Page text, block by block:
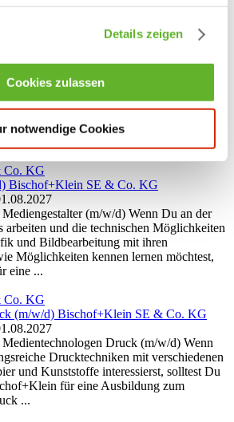
Details zeigen
Cookies zulassen
notwendige Cookies
(m/w/d) Wenn Du nach einer
Aufgabe sucht, hast Du
und solltest Dich für eine Ausbildung
Bischof+Klein bewerben! In Deiner
Bischof+Klein SE & Co. KG
(m/w/d) Wenn Du an der
arbeiten und die technischen Möglichkeiten
und Bildbearbeitung mit ihren
Möglichkeiten kennen lernen möchtest,
eine ...
(m/w/d) Bischof+Klein SE & Co. KG
Druck (m/w/d) Wenn
Drucktechniken mit verschiedenen
und Kunststoffe interessierst, solltest Du
für eine Ausbildung zum
...